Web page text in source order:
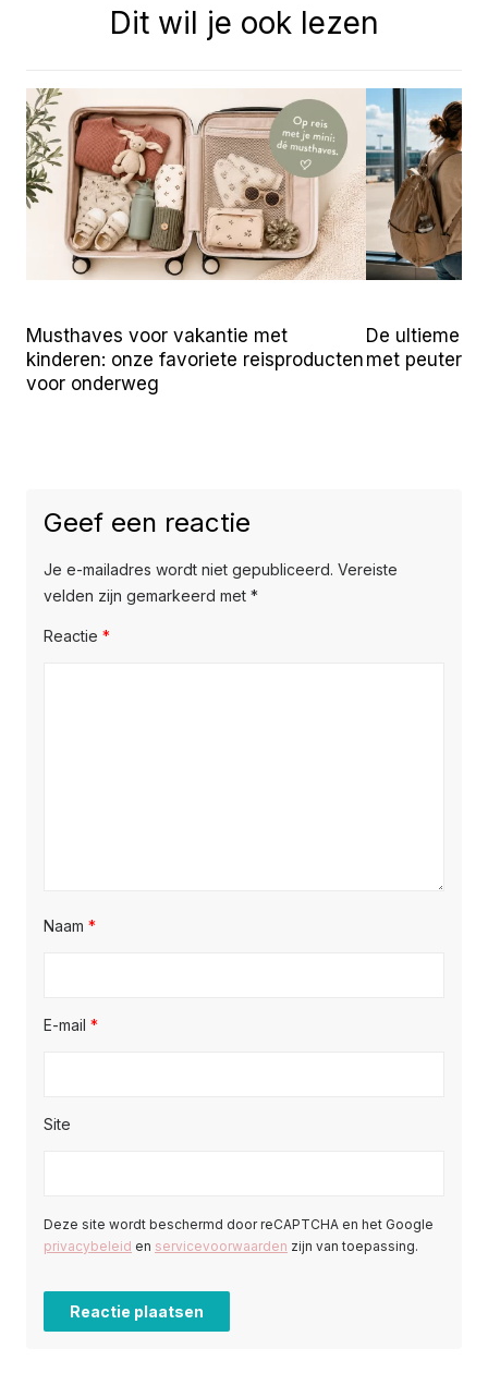
Dit wil je ook lezen
Musthaves voor vakantie met
kinderen: onze favoriete reisproducten
voor onderweg
De ultieme
met peuters
Geef een reactie
Je e-mailadres wordt niet gepubliceerd. Vereiste
velden zijn gemarkeerd met *
Reactie *
Naam *
E-mail *
Site
Deze site wordt beschermd door reCAPTCHA en het Google
privacybeleid en servicevoorwaarden zijn van toepassing.